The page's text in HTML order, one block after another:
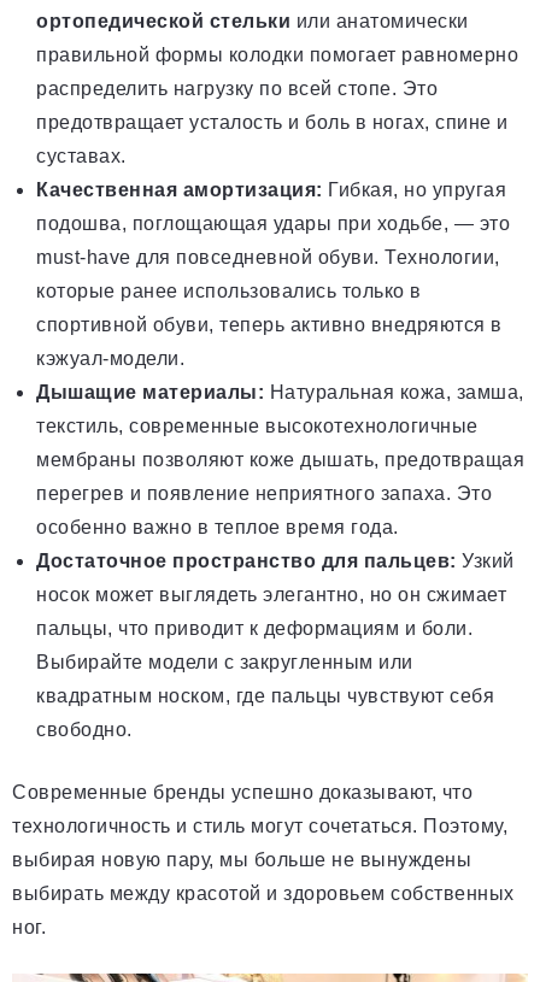
ортопедической стельки или анатомически
правильной формы колодки помогает равномерно
распределить нагрузку по всей стопе. Это
предотвращает усталость и боль в ногах, спине и
суставах.
Качественная амортизация: Гибкая, но упругая
подошва, поглощающая удары при ходьбе, — это
must-have для повседневной обуви. Технологии,
которые ранее использовались только в
спортивной обуви, теперь активно внедряются в
кэжуал-модели.
Дышащие материалы: Натуральная кожа, замша,
текстиль, современные высокотехнологичные
мембраны позволяют коже дышать, предотвращая
перегрев и появление неприятного запаха. Это
особенно важно в теплое время года.
Достаточное пространство для пальцев: Узкий
носок может выглядеть элегантно, но он сжимает
пальцы, что приводит к деформациям и боли.
Выбирайте модели с закругленным или
квадратным носком, где пальцы чувствуют себя
свободно.
Современные бренды успешно доказывают, что
технологичность и стиль могут сочетаться. Поэтому,
выбирая новую пару, мы больше не вынуждены
выбирать между красотой и здоровьем собственных
ног.